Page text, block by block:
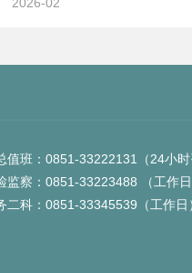
值班：0851-33222131（24小时
监察：0851-33223488 （工作日
二科：0851-33345539（工作日